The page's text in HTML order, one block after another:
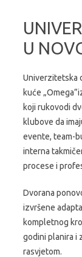
U
Univerzitetska
kuće
koji rukovodi
klubove da
evente, team-
interna
procese i
Dvorana
izvršene
kompletnog
godini planira i
rasvjetom.